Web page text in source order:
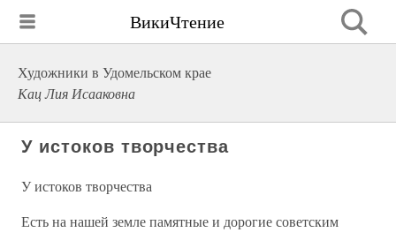
ВикиЧтение
Художники в Удомельском крае
Кац Лия Исааковна
У истоков творчества
У истоков творчества
Есть на нашей земле памятные и дорогие советским